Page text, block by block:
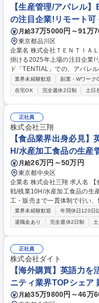
有 ■開発プロジェクトにおけ
カー等）との調整補助 募集職種 ★面接1回★【生産管理/商品開発補助】
日本発！急成長
【生産管理/アパレル
の注目企業!リモート可
月給37万5000円～91万
東京都品川区
企業名 株式会社ＴＥＮＴＩＡＬ 求人名 【生産管理/アパレル】BAKUNE手
掛ける2025年上場の注目企業!リモート可◎ 仕事の
ド「TENTIAL」での、アパレ
し、サプライヤーとの生産管
設計等、サプライチェーン全体のマネ
ースまでのスケジュール管理/
仕入先との連携/交渉 ■生産戦
ウェアラインナップ例】
スウェット ■ゴルフウェア ■ポ
ーウェア など 募集職種 【生産管理/アパレル】BAKUNE手掛ける2025年
上場の注目企業!リモート可◎
業界未経験歓迎 副業・Wワーク
在宅OK
完全週休2日制 土日
正社員
株式会社三翔
【食品業界出身必見
H/水産加工食品の生産
月給26万円～50万円
東京都中央区
企業名 株式会社三翔 求人名 【食品業界出身必見】英語力不要＆海外へ挑
戦/残業10H/水産加工食品の生産管理 仕事の内容 水産物の仕
工・販売まで一貫体制で行い
当社にて、海外の工場での生産
ずはOJTで業務を学び、慣れて
産計画・船積み計画作成・在
す。【出張】長期の海外出張
り）。案件により異なります
務となります。海外に挑戦し
方、是非ご応募下さい。 募集職種 【食品業界出身必見】英語力不要＆海
外へ挑戦/残業10H/水産加工食
業界未経験歓迎 年間休日120日
退職金あり
完全週休2日制
正社員
株式会社ダイト
【海外購買】英語力を
ニティ業界TOPシェア
月給35万9800円～46万